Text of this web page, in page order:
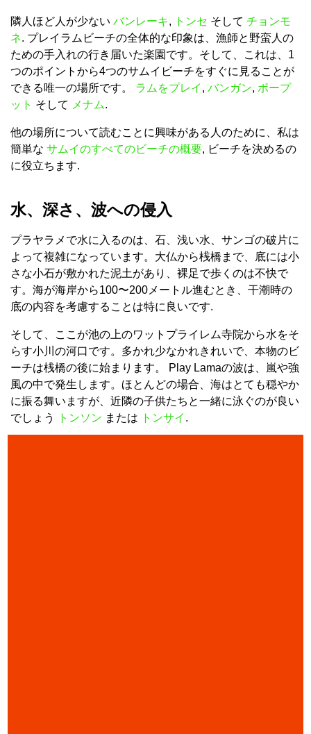
隣人ほど人が少ない バンレーキ, トンセ そして チョンモ
ネ. プレイラムビーチの全体的な印象は、漁師と野蛮人の
ための手入れの行き届いた楽園です。そして、これは、1
つのポイントから4つのサムイビーチをすぐに見ることが
できる唯一の場所です。 ラムをプレイ , バンガン, ボープ
ット そして メナム.
他の場所について読むことに興味がある人のために、私は
簡単な サムイのすべてのビーチの概要, ビーチを決めるの
に役立ちます.
水、深さ、波への侵入
プラヤラメで水に入るのは、石、浅い水、サンゴの破片に
よって複雑になっています。大仏から桟橋まで、底には小
さな小石が敷かれた泥土があり、裸足で歩くのは不快で
す。海が海岸から100〜200メートル進むとき、干潮時の
底の内容を考慮することは特に良いです.
そして、ここが池の上のワットプライレム寺院から水をそ
らす小川の河口です。多かれ少なかれきれいで、本物のビ
ーチは桟橋の後に始まります。 Play Lamaの波は、嵐や強
風の中で発生します。ほとんどの場合、海はとても穏やか
に振る舞いますが、近隣の子供たちと一緒に泳ぐのが良い
でしょう
トンソン または トンサイ .